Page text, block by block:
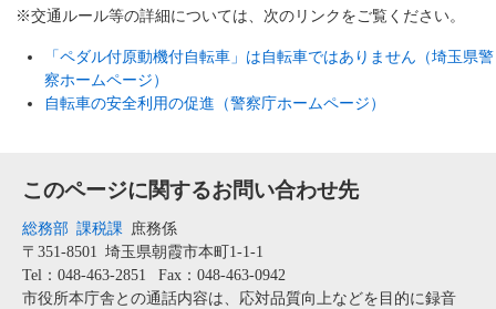
※交通ルール等の詳細については、次のリンクをご覧ください。
「ペダル付原動機付自転車」は自転車ではありません（埼玉県警
察ホームページ）
自転車の安全利用の促進（警察庁ホームページ）
このページに関するお問い合わせ先
総務部 課税課
庶務係
〒351-8501 埼玉県朝霞市本町1-1-1
Tel：048-463-2851
Fax：048-463-0942
市役所本庁舎との通話内容は、応対品質向上などを目的に録音